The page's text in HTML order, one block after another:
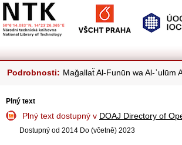
Podrobnosti: Mağallaẗ Al-Funūn wa Al-ʿulūm
Plný text
Plný text dostupný v DOAJ Directory of
Dostupný od 2014 Do (včetně) 2023